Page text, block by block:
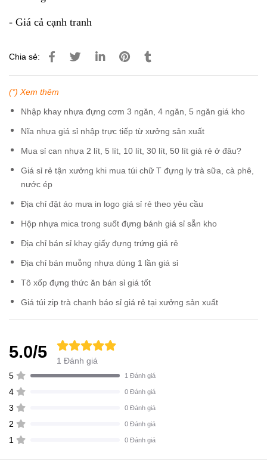
- Giá cả cạnh tranh
Chia sẻ:
(*) Xem thêm
Nhập khay nhựa đựng cơm 3 ngăn, 4 ngăn, 5 ngăn giá kho
Nĩa nhựa giá sỉ nhập trực tiếp từ xưởng sản xuất
Mua sỉ can nhựa 2 lít, 5 lít, 10 lít, 30 lít, 50 lít giá rẻ ở đâu?
Giá sỉ rẻ tận xưởng khi mua túi chữ T đựng ly trà sữa, cà phê,
nước ép
Địa chỉ đặt áo mưa in logo giá sỉ rẻ theo yêu cầu
Hộp nhựa mica trong suốt đựng bánh giá sỉ sẵn kho
Địa chỉ bán sỉ khay giấy đựng trứng giá rẻ
Địa chỉ bán muỗng nhựa dùng 1 lần giá sỉ
Tô xốp đựng thức ăn bán sỉ giá tốt
Giá túi zip trà chanh báo sỉ giá rẻ tại xưởng sản xuất
5.0/5
1 Đánh giá
5
1 Đánh giá
4 0 Đánh giá
3 0 Đánh giá
2 0 Đánh giá
1 0 Đánh giá